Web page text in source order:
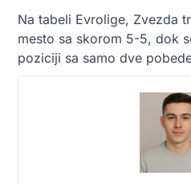
Na tabeli Evrolige, Zvezda
mesto sa skorom 5-5, dok
poziciji sa samo dve